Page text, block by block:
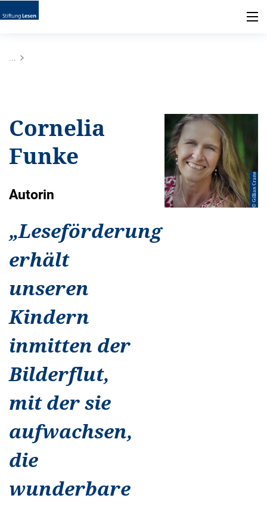
...
Cornelia
Funke
Autorin
„Leseförderung
erhält
unseren
Kindern
inmitten der
Bilderflut,
mit der sie
aufwachsen,
die
wunderbare
© Gillian Crane